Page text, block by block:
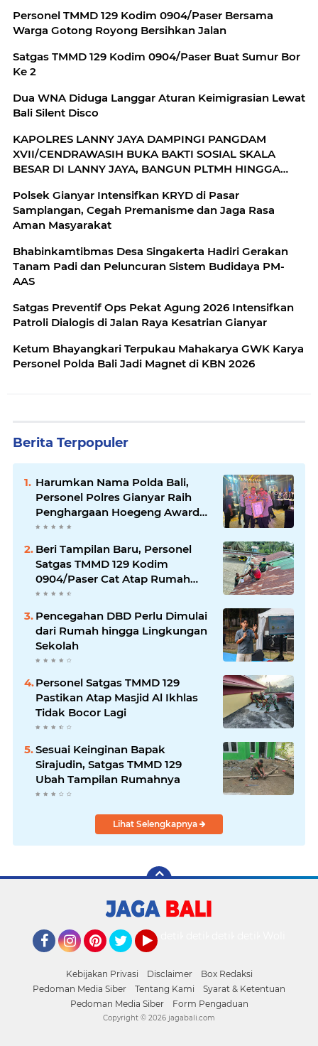
Personel TMMD 129 Kodim 0904/Paser Bersama
Warga Gotong Royong Bersihkan Jalan
Satgas TMMD 129 Kodim 0904/Paser Buat Sumur Bor
Ke 2
Dua WNA Diduga Langgar Aturan Keimigrasian Lewat
Bali Silent Disco
KAPOLRES LANNY JAYA DAMPINGI PANGDAM
XVII/CENDRAWASIH BUKA BAKTI SOSIAL SKALA
BESAR DI LANNY JAYA, BANGUN PLTMH HINGGA
Polsek Gianyar Intensifkan KRYD di Pasar
Samplangan, Cegah Premanisme dan Jaga Rasa
Aman Masyarakat
Bhabinkamtibmas Desa Singakerta Hadiri Gerakan
Tanam Padi dan Peluncuran Sistem Budidaya PM-
AAS
Satgas Preventif Ops Pekat Agung 2026 Intensifkan
Patroli Dialogis di Jalan Raya Kesatrian Gianyar
Ketum Bhayangkari Terpukau Mahakarya GWK Karya
Personel Polda Bali Jadi Magnet di KBN 2026
Berita Terpopuler
Harumkan Nama Polda Bali,
Personel Polres Gianyar Raih
Penghargaan Hoegeng Awards
2026
Beri Tampilan Baru, Personel
Satgas TMMD 129 Kodim
0904/Paser Cat Atap Rumah
Marbot
Pencegahan DBD Perlu Dimulai
dari Rumah hingga Lingkungan
Sekolah
Personel Satgas TMMD 129
Pastikan Atap Masjid Al Ikhlas
Tidak Bocor Lagi
Sesuai Keinginan Bapak
Sirajudin, Satgas TMMD 129
Ubah Tampilan Rumahnya
Lihat Selengkapnya
Kebijakan Privasi Disclaimer
Box Redaksi
Pedoman Media Siber
Tentang Kami
Syarat & Ketentuan
Pedoman Media Siber
Form Pengaduan
Copyright © 2026 jagabali.com